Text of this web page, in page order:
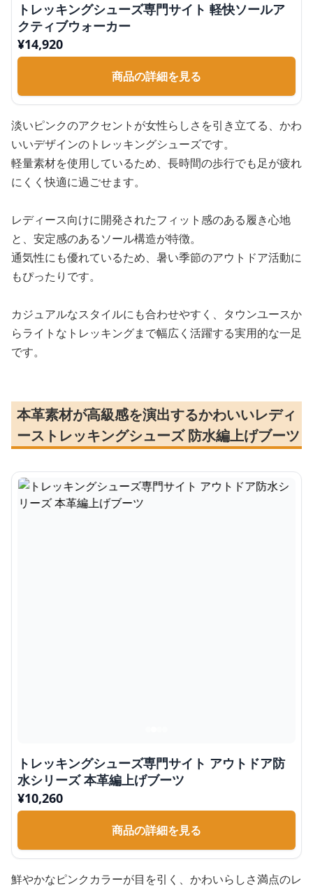
トレッキングシューズ専門サイト 軽快ソールア
クティブウォーカー
¥14,920
商品の詳細を見る
淡いピンクのアクセントが女性らしさを引き立てる、かわ
いいデザインのトレッキングシューズです。
軽量素材を使用しているため、長時間の歩行でも足が疲れ
にくく快適に過ごせます。
レディース向けに開発されたフィット感のある履き心地
と、安定感のあるソール構造が特徴。
通気性にも優れているため、暑い季節のアウトドア活動に
もぴったりです。
カジュアルなスタイルにも合わせやすく、タウンユースか
らライトなトレッキングまで幅広く活躍する実用的な一足
です。
本革素材が高級感を演出するかわいいレディ
ーストレッキングシューズ 防水編上げブーツ
トレッキングシューズ専門サイト アウトドア防
水シリーズ 本革編上げブーツ
¥10,260
商品の詳細を見る
鮮やかなピンクカラーが目を引く、かわいらしさ満点のレ